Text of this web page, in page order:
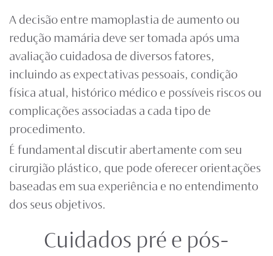
A decisão entre mamoplastia de aumento ou
redução mamária deve ser tomada após uma
avaliação cuidadosa de diversos fatores,
incluindo as expectativas pessoais, condição
física atual, histórico médico e possíveis riscos ou
complicações associadas a cada tipo de
procedimento.
É fundamental discutir abertamente com seu
cirurgião plástico, que pode oferecer orientações
baseadas em sua experiência e no entendimento
dos seus objetivos.
Cuidados pré e pós-